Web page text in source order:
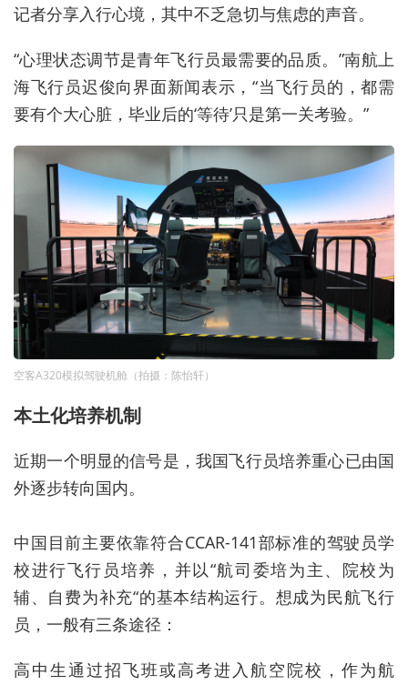
记者分享入行心境，其中不乏急切与焦虑的声音。
“心理状态调节是青年飞行员最需要的品质。”南航上
海飞行员迟俊向界面新闻表示，“当飞行员的，都需
要有个大心脏，毕业后的‘等待’只是第一关考验。”
空客A320模拟驾驶机舱（拍摄：陈怡轩）
本土化培养机制
近期一个明显的信号是，我国飞行员培养重心已由国
外逐步转向国内。
中国目前主要依靠符合CCAR-141部标准的驾驶员学
校进行飞行员培养，并以“航司委培为主、院校为
辅、自费为补充“的基本结构运行。 想成为民航飞行
员，一般有三条途径：
高中生通过招飞班或高考进入航空院校，作为航